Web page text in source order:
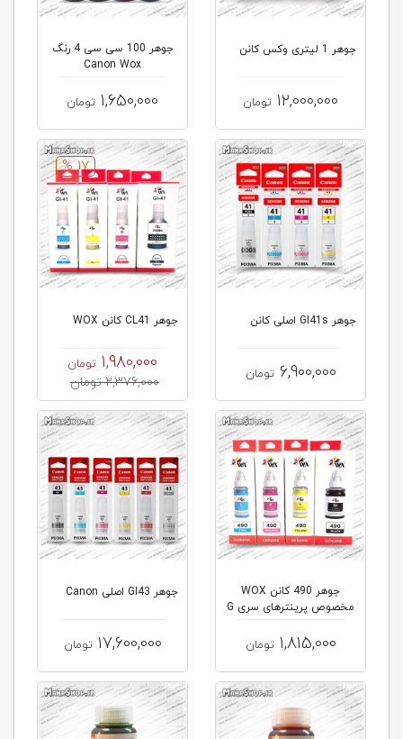
جوهر 1 لیتری وکس کانن
12,000,000 تومان
جوهر 100 سی سی 4 رنگ
Canon Wox
1,650,000 تومان
جوهر GI41s اصلی کانن
6,900,000 تومان
17 %
جوهر CL41 کانن WOX
1,980,000 تومان
2,376,000 تومان
جوهر 490 کانن WOX
مخصوص پرینترهای سری G
1,815,000 تومان
جوهر GI43 اصلی Canon
17,600,000 تومان